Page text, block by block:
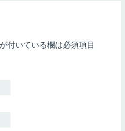
が付いている欄は必須項目